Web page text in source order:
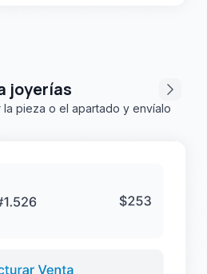
joyerías
la pieza o el apartado y envíalo